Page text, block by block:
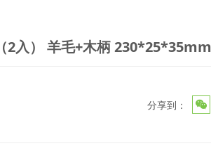
毛+木柄
2入） 羊毛+木柄 230*25*35mm
分享到：